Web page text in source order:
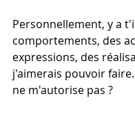
Personnellement, y a
comportements, des
expressions, des
j'aimerais pouvoir
ne m'autorise pas ?